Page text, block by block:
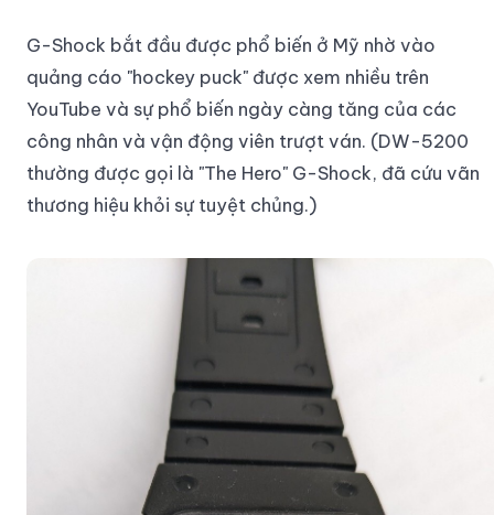
G-Shock bắt đầu được phổ biến ở Mỹ nhờ vào
quảng cáo "hockey puck" được xem nhiều trên
YouTube và sự phổ biến ngày càng tăng của các
công nhân và vận động viên trượt ván. (DW-5200
thường được gọi là "The Hero" G-Shock, đã cứu vãn
thương hiệu khỏi sự tuyệt chủng.)